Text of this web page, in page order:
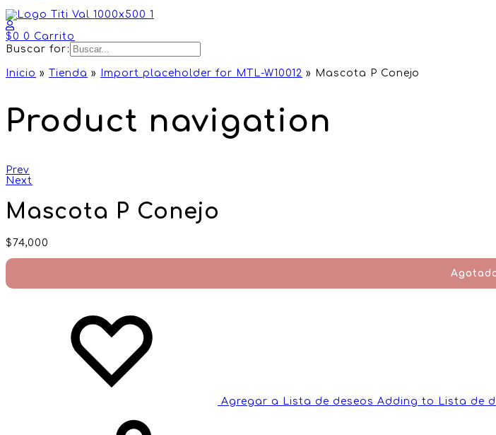
$0 0 Carrito
Buscar for:
Inicio » Tienda » Import placeholder for MTL-W10012 » Mascota P Conejo
Product navigation
Prev
Next
Mascota P Conejo
$ 74,000
Agregar a Lista de deseos Adding to Lista de